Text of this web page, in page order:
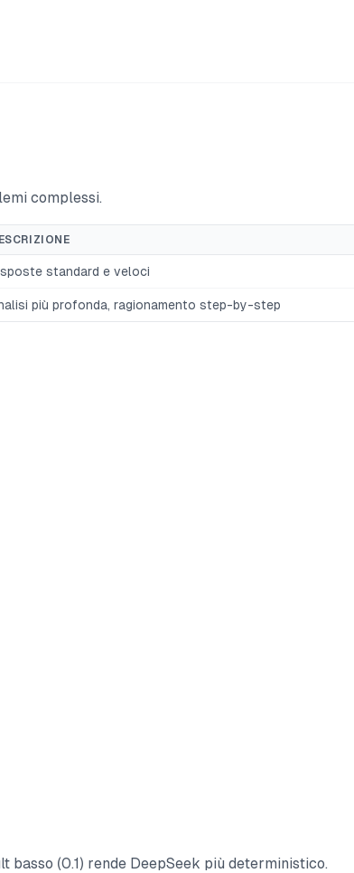
complessi.
standard e veloci
più profonda, ragionamento step-by-step
basso (0.1) rende DeepSeek più deterministico.